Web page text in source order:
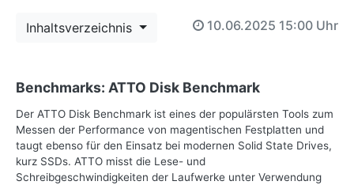
Inhaltsverzeichnis 10.06.2025 15:00 Uhr
Benchmarks: ATTO Disk Benchmark
Der ATTO Disk Benchmark ist eines der populärsten Tools zum
Messen der Performance von magentischen Festplatten und
taugt ebenso für den Einsatz bei modernen Solid State Drives,
kurz SSDs. ATTO misst die Lese- und
Schreibgeschwindigkeiten der Laufwerke unter Verwendung